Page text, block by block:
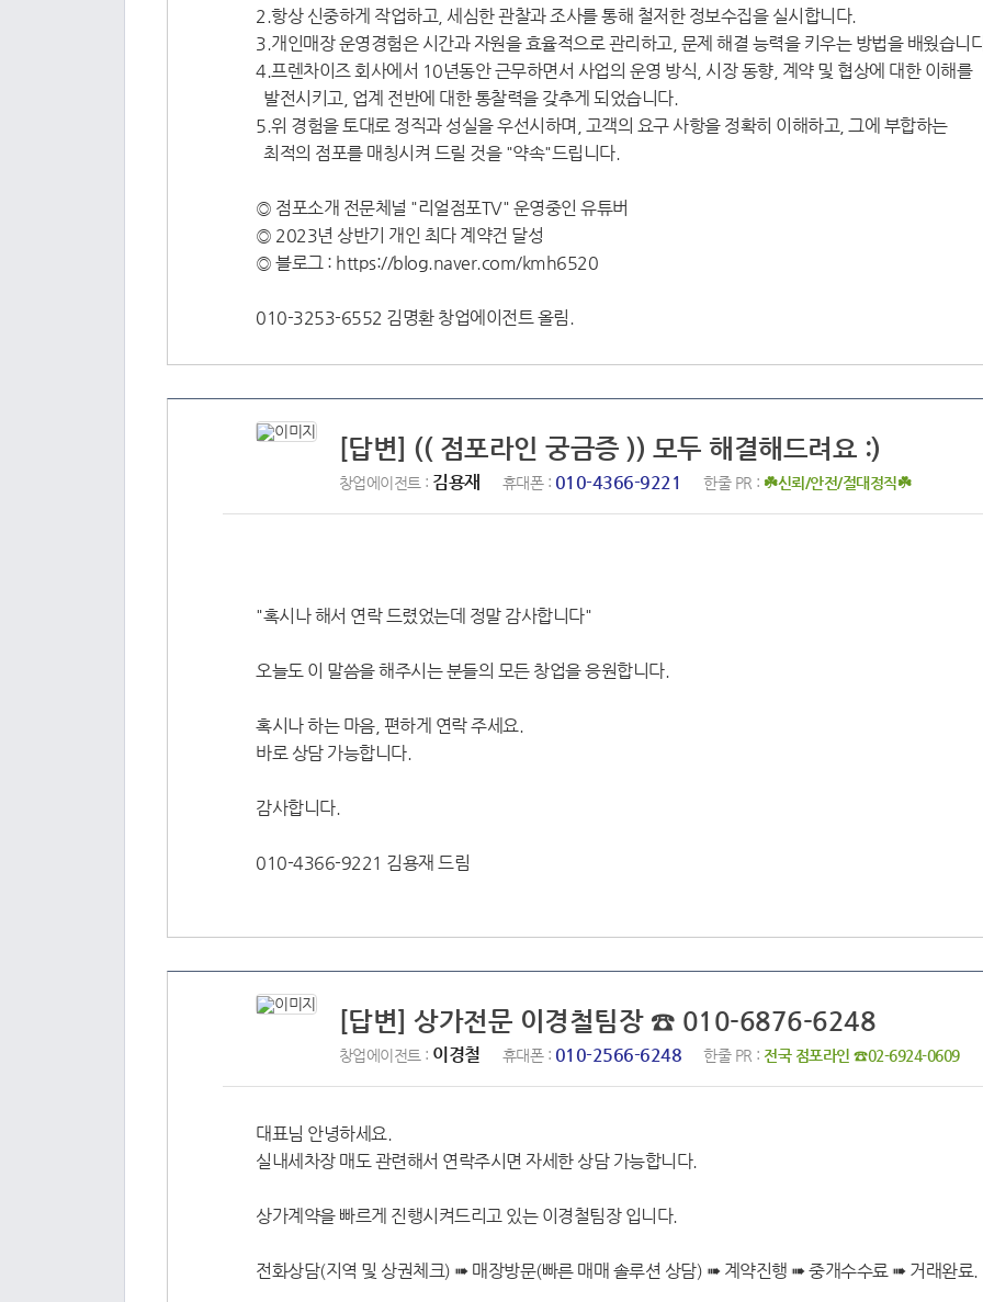
2.항상 신중하게 작업하고, 세심한 관찰과 조사를 통해 철저한 정보수집을 실시합니다.
3.개인매장 운영경험은 시간과 자원을 효율적으로 관리하고, 문제 해결 능력을 키우는 방법을 배웠습니
4.프렌차이즈 회사에서 10년동안 근무하면서 사업의 운영 방식, 시장 동향, 계약 및 협상에 대한 이해를
발전시키고, 업계 전반에 대한 통찰력을 갖추게 되었습니다.
5.위 경험을 토대로 정직과 성실을 우선시하며, 고객의 요구 사항을 정확히 이해하고, 그에 부합하는
최적의 점포를 매칭시켜 드릴 것을 "약속"드립니다.
◎ 점포소개 전문체널 "리얼점포TV" 운영중인 유튜버
◎ 2023년 상반기 개인 최다 계약건 달성
◎ 블로그 : https://blog.naver.com/kmh6520
010-3253-6552 김명환 창업에이전트 올림.
[답변] (( 점포라인 궁금증 )) 모두 해결해드려요 :)
창업에이전트 : 김용재 휴대폰 : 010-4366-9221 한줄 PR : ☘️신뢰/안전/절대정직☘️
"혹시나 해서 연락 드렸었는데 정말 감사합니다"
오늘도 이 말씀을 해주시는 분들의 모든 창업을 응원합니다.
혹시나 하는 마음, 편하게 연락 주세요.
바로 상담 가능합니다.
감사합니다.
010-4366-9221 김용재 드림
[답변] 상가전문 이경철팀장 ☎ 010-6876-6248
창업에이전트 : 이경철 휴대폰 : 010-2566-6248 한줄 PR : 전국 점포라인 ☎02-6924-0609
대표님 안녕하세요.
실내세차장 매도 관련해서 연락주시면 자세한 상담 가능합니다.
상가계약을 빠르게 진행시켜드리고 있는 이경철팀장 입니다.
전화상담(지역 및 상권체크) ➠ 매장방문(빠른 매매 솔루션 상담) ➠ 계약진행 ➠ 중개수수료 ➠ 거래완료.